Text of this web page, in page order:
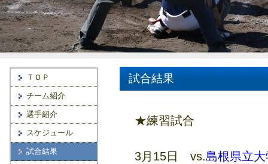
試合結果
★練習試合
3月15日 vs.島根県立大
ＴＯＰ
チーム紹介
選手紹介
スケジュール
試合結果